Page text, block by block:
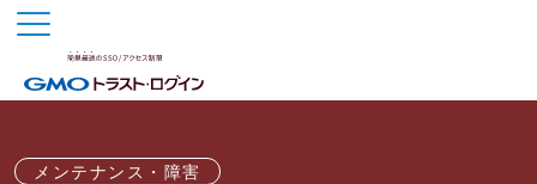
メンテナンス・障害